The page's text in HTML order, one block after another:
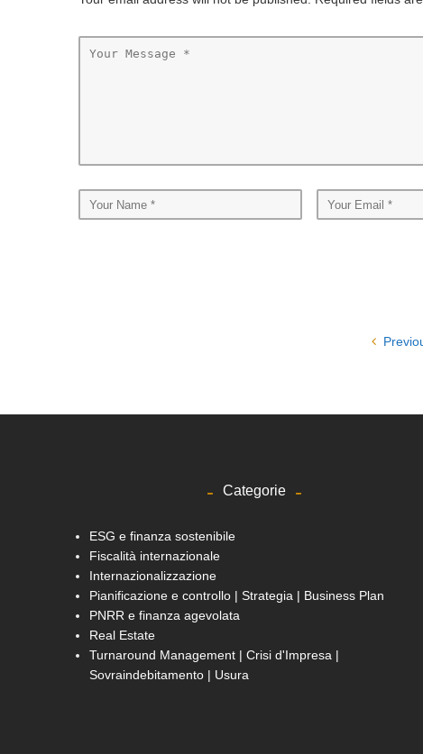
Categorie
ESG e finanza sostenibile
Fiscalità internazionale
Internazionalizzazione
Pianificazione e controllo | Strategia | Business Plan
PNRR e finanza agevolata
Real Estate
Turnaround Management | Crisi d'Impresa |
Sovraindebitamento | Usura